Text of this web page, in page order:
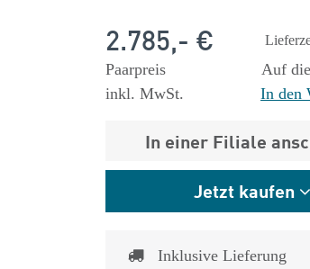
2.785,- €
Paarpreis
inkl. MwSt.
Auf
In den
In einer Filiale
Jetzt kaufen
Inklusive Lieferung